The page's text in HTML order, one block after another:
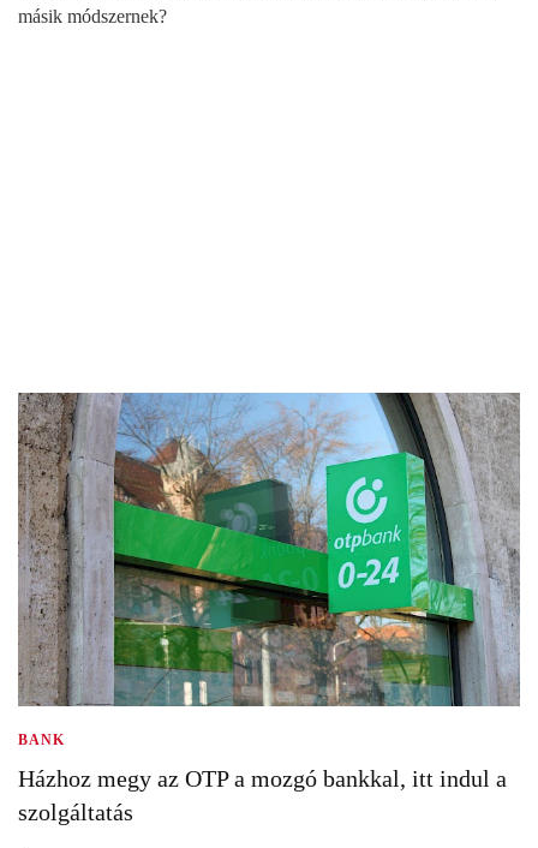
másik módszernek?
BANK
Házhoz megy az OTP a mozgó bankkal, itt indul a
szolgáltatás